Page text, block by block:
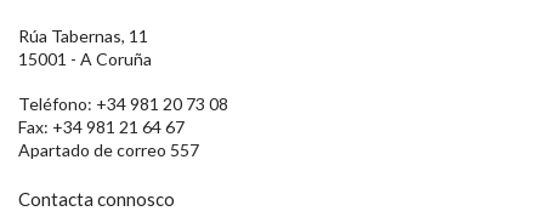
Rúa Tabernas, 11
15001 - A Coruña
Teléfono: +34 981 20 73 08
Fax: +34 981 21 64 67
Apartado de correo 557
Contacta connosco